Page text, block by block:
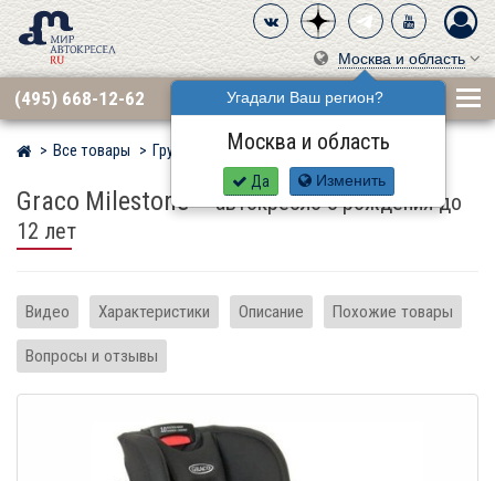
Москва и область
Угадали Ваш регион?
Москва и область
Да Изменить
(495) 668-12-62
Мир детских автокресел
Все товары Группа 0·1·2·3 (до 36 кг) GRACO
Graco Milestone–автокресло с рождения до
12 лет
Видео Характеристики Описание Похожие товары
Вопросы и отзывы